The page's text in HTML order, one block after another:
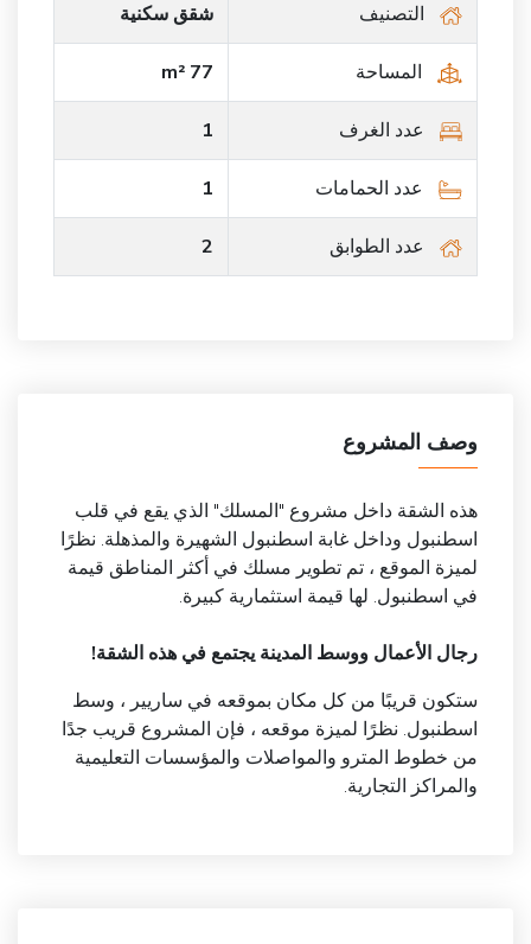
التصنيف شقق سكنية
المساحة 77 m²
عدد الغرف 1
عدد الحمامات 1
عدد الطوابق 2
وصف المشروع
هذه الشقة داخل مشروع "المسلك" الذي يقع في قلب
اسطنبول وداخل غابة اسطنبول الشهيرة والمذهلة. نظرًا
لميزة الموقع ، تم تطوير مسلك في أكثر المناطق قيمة
في اسطنبول. لها قيمة استثمارية كبيرة.
رجال الأعمال ووسط المدينة يجتمع في هذه الشقة!
ستكون قريبًا من كل مكان بموقعه في ساريير ، وسط
اسطنبول. نظرًا لميزة موقعه ، فإن المشروع قريب جدًا
من خطوط المترو والمواصلات والمؤسسات التعليمية
والمراكز التجارية.